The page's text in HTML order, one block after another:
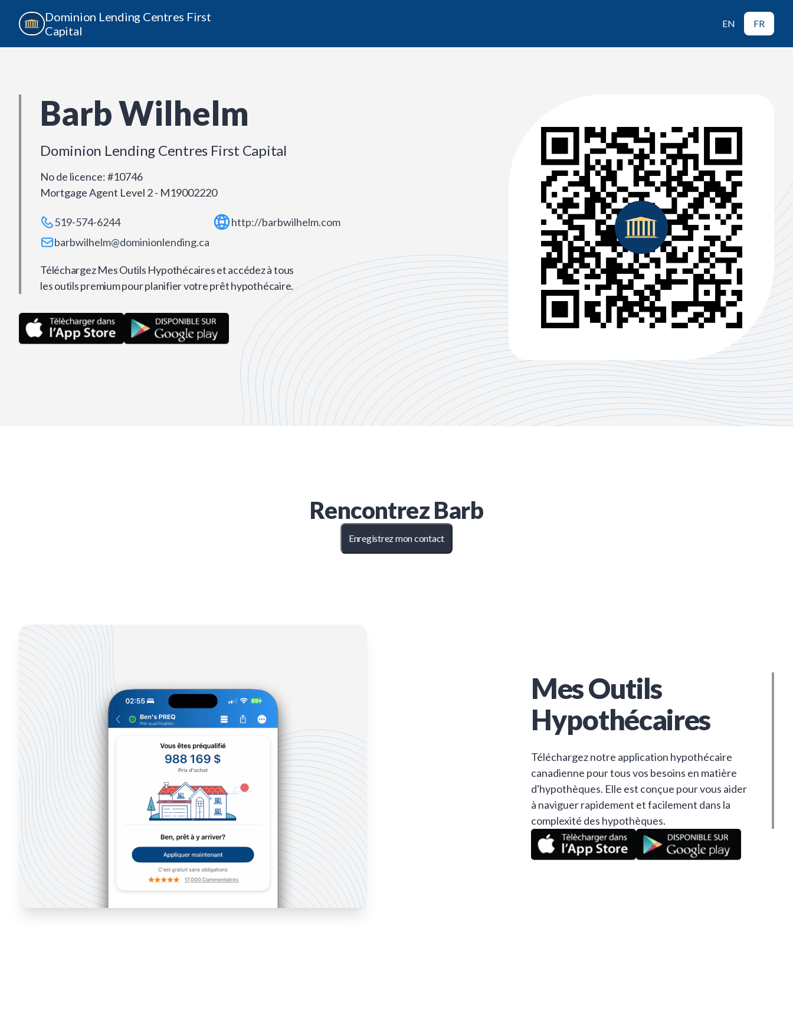
Dominion Lending Centres First
Capital
EN FR
Barb Wilhelm
Dominion Lending Centres First Capital
No de licence:#10746
Mortgage Agent Level 2 - M19002220
519-574-6244
barbwilhelm@dominionlending.ca
http://barbwilhelm.com
Téléchargez Mes Outils Hypothécaires et accédez à tous
les outils premium pour planifier votre prêt hypothécaire.
RencontrezBarb
Enregistrez mon contact
Mes Outils
Hypothécaires
Téléchargez notre application hypothécaire
canadienne pour tous vos besoins en matière
d'hypothèques. Elle est conçue pour vous aider
à naviguer rapidement et facilement dans la
complexité des hypothèques.